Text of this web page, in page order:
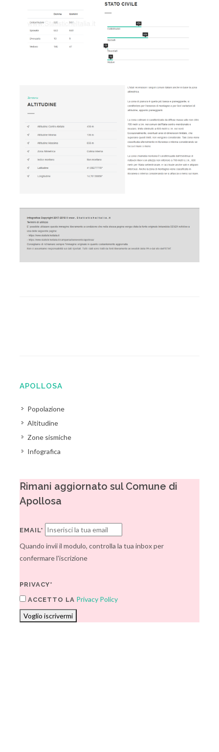
APOLLOSA
Popolazione
Altitudine
Zone sismiche
Infografica
Rimani aggiornato sul Comune di
Apollosa
EMAIL*
Quando invii il modulo, controlla la tua inbox per
confermare l'iscrizione
PRIVACY*
ACCETTO LA Privacy Policy
Voglio iscrivermi